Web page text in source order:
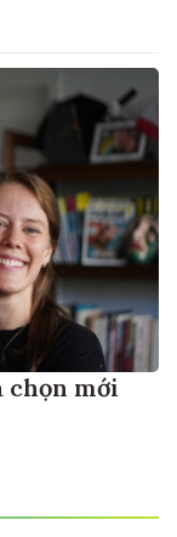
chọn mới